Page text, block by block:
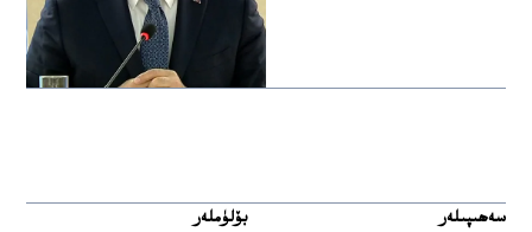
سەھىپىلەر
بۆلۈملەر